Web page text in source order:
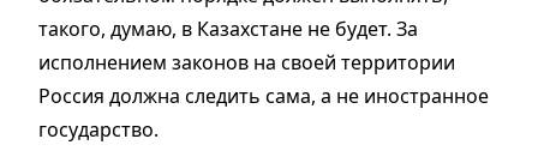
такого, думаю, в Казахстане не будет. За
исполнением законов на своей территории
Россия должна следить сама, а не иностранное
государство.